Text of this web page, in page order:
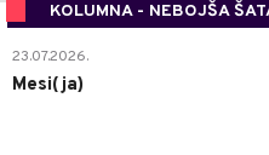
KOLUMNA - NEBOJŠA
23.07.2026.
Mesi(ja)